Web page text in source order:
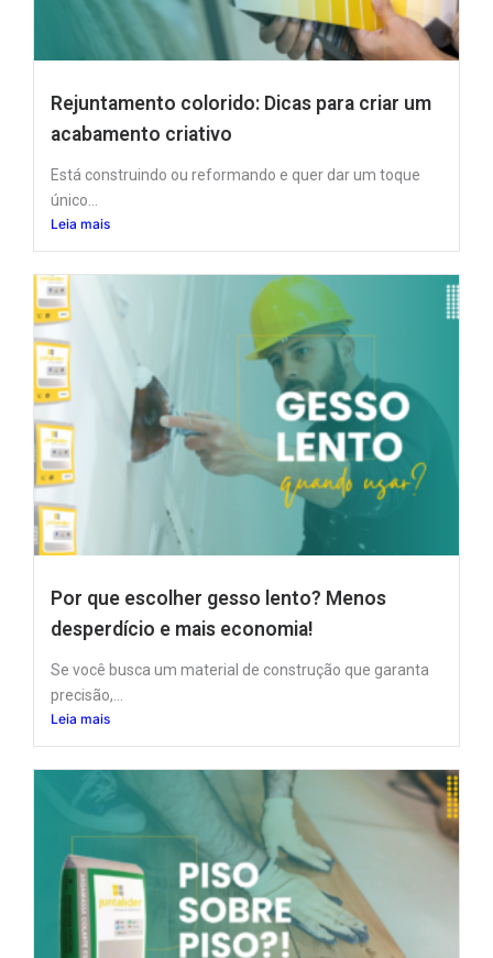
Rejuntamento colorido: Dicas para criar um
acabamento criativo
Está construindo ou reformando e quer dar um toque
único...
Leia mais
Por que escolher gesso lento? Menos
desperdício e mais economia!
Se você busca um material de construção que garanta
precisão,...
Leia mais